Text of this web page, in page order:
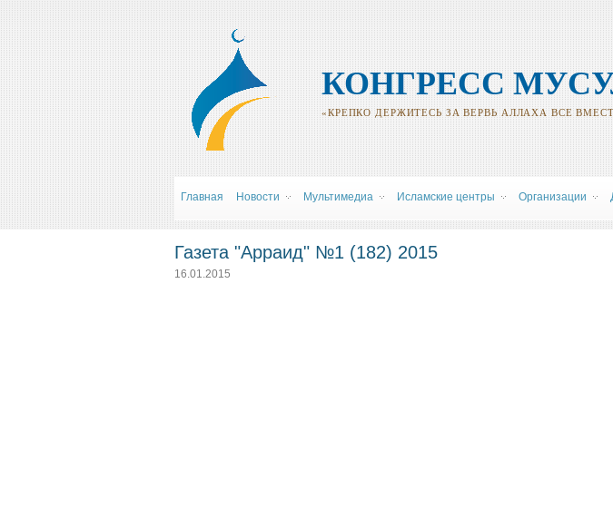
КОНГРЕСС
«КРЕПКО ДЕРЖИТЕСЬ ЗА ВЕРВЬ АЛЛАХА ВСЕ
Главная Новости Мультимедиа Исламские центры Oрганизации
Газета "Арраид" №1 (182) 2015
16.01.2015